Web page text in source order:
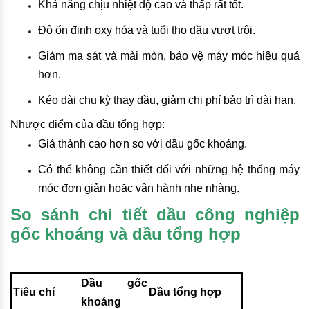
Khả năng chịu nhiệt độ cao và thấp rất tốt.
Độ ổn định oxy hóa và tuổi thọ dầu vượt trội.
Giảm ma sát và mài mòn, bảo vệ máy móc hiệu quả
hơn.
Kéo dài chu kỳ thay dầu, giảm chi phí bảo trì dài hạn.
Nhược điểm của dầu tổng hợp:
Giá thành cao hơn so với dầu gốc khoáng.
Có thể không cần thiết đối với những hệ thống máy
móc đơn giản hoặc vận hành nhẹ nhàng.
So sánh chi tiết dầu công nghiệp
gốc khoáng và dầu tổng hợp
Tiêu chí
Dầu gốc
khoáng
Dầu tổng hợp